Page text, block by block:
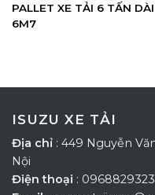
PALLET XE TẢI 6 TẤN DÀI
6M7
ISUZU XE TẢI
Địa chỉ : 449 Nguyễn
Nội
Điện thoại : 0968829323